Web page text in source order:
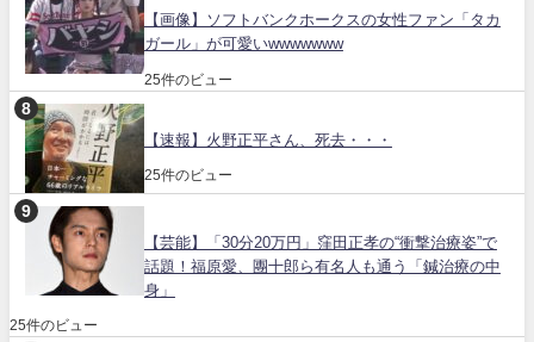
【画像】ソフトバンクホークスの女性ファン「タカ
ガール」が可愛いwwwwwww
25件のビュー
【速報】火野正平さん、死去・・・
25件のビュー
【芸能】「30分20万円」窪田正孝の“衝撃治療姿”で
話題！福原愛、團十郎ら有名人も通う「鍼治療の中
身」
25件のビュー